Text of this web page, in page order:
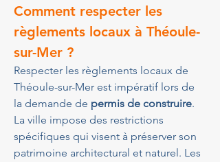
Comment respecter les
règlements locaux à Théoule-
sur-Mer ?
Respecter les règlements locaux de
Théoule-sur-Mer est impératif lors de
la demande de permis de construire.
La ville impose des restrictions
spécifiques qui visent à préserver son
patrimoine architectural et naturel. Les